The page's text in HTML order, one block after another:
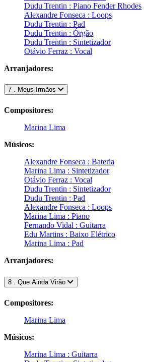
Dudu Trentin : Piano Fender Rhodes
Alexandre Fonseca : Loops
Dudu Trentin : Pad
Dudu Trentin : Órgão
Dudu Trentin : Sintetizador
Otávio Ferraz : Vocal
Arranjadores:
7 . Meus Irmãos
Compositores:
Marina Lima
Músicos:
Alexandre Fonseca : Bateria
Marina Lima : Sintetizador
Otávio Ferraz : Vocal
Dudu Trentin : Sintetizador
Dudu Trentin : Pad
Alexandre Fonseca : Loops
Marina Lima : Piano
Fernando Vidal : Guitarra
Edu Martins : Baixo Elétrico
Marina Lima : Pad
Arranjadores:
8 . Que Ainda Virão
Compositores:
Marina Lima
Músicos:
Marina Lima : Guitarra